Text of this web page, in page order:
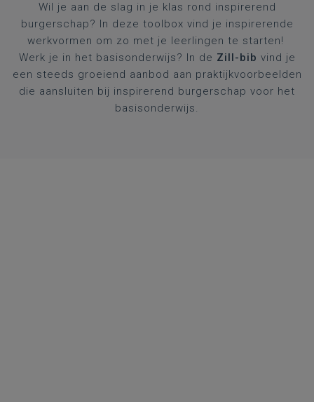
Wil je aan de slag in je klas rond inspirerend
burgerschap? In deze toolbox vind je inspirerende
werkvormen om zo met je leerlingen te starten!
Werk je in het basisonderwijs? In de Zill-bib vind je
een steeds groeiend aanbod aan praktijkvoorbeelden
die aansluiten bij inspirerend burgerschap voor het
basisonderwijs.